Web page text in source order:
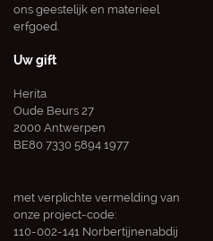
ons geestelijk en materieel
erfgoed.
Uw gift
Herita
Oude Beurs 27
2000 Antwerpen
BE80 7330 5894 1977
met verplichte vermelding van
onze project-code:
110-002-141 Norbertijnenabdij